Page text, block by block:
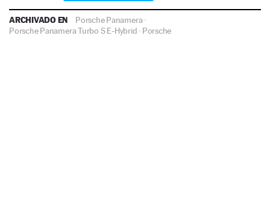
ARCHIVADO EN Porsche Panamera·
Porsche Panamera Turbo S E-Hybrid · Porsche